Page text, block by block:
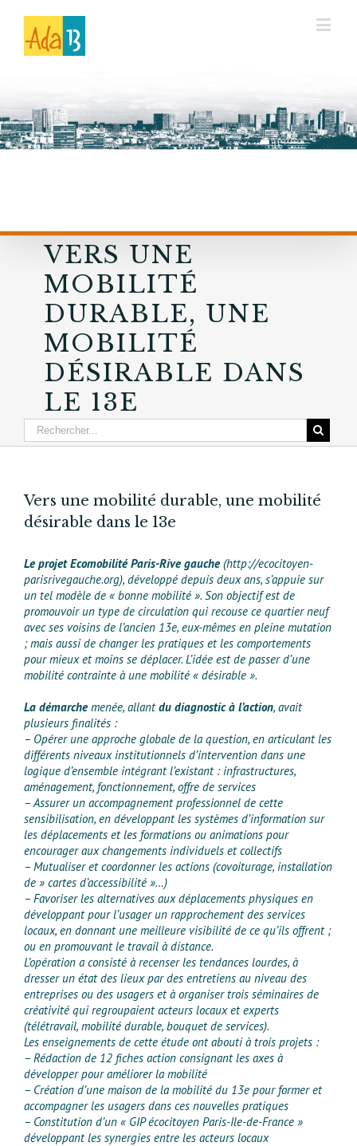
VERS UNE
MOBILITÉ
DURABLE, UNE
MOBILITÉ
DÉSIRABLE DANS
LE 13E
Vers une mobilité durable, une mobilité
désirable dans le 13e
Le projet Ecomobilité Paris-Rive gauche (http://ecocitoyen-
parisrivegauche.org), développé depuis deux ans, s’appuie sur
un tel modèle de « bonne mobilité ». Son objectif est de
promouvoir un type de circulation qui recouse ce quartier neuf
avec ses voisins de l’ancien 13e, eux-mêmes en pleine mutation
; mais aussi de changer les pratiques et les comportements
pour mieux et moins se déplacer. L’idée est de passer d’une
mobilité contrainte à une mobilité « désirable ».
La démarche menée, allant du diagnostic à l’action, avait
plusieurs finalités :
– Opérer une approche globale de la question, en articulant les
différents niveaux institutionnels d’intervention dans une
logique d’ensemble intégrant l’existant : infrastructures,
aménagement, fonctionnement, offre de services
– Assurer un accompagnement professionnel de cette
sensibilisation, en développant les systèmes d’information sur
les déplacements et les formations ou animations pour
encourager aux changements individuels et collectifs
– Mutualiser et coordonner les actions (covoiturage, installation
de » cartes d’accessibilité »…)
– Favoriser les alternatives aux déplacements physiques en
développant pour l’usager un rapprochement des services
locaux, en donnant une meilleure visibilité de ce qu’ils offrent ;
ou en promouvant le travail à distance.
L’opération a consisté à recenser les tendances lourdes, à
dresser un état des lieux par des entretiens au niveau des
entreprises ou des usagers et à organiser trois séminaires de
créativité qui regroupaient acteurs locaux et experts
(télétravail, mobilité durable, bouquet de services).
Les enseignements de cette étude ont abouti à trois projets :
– Rédaction de 12 fiches action consignant les axes à
développer pour améliorer la mobilité
– Création d’une maison de la mobilité du 13e pour former et
accompagner les usagers dans ces nouvelles pratiques
– Constitution d’un « GIP écocitoyen Paris-Ile-de-France »
développant les synergies entre les acteurs locaux